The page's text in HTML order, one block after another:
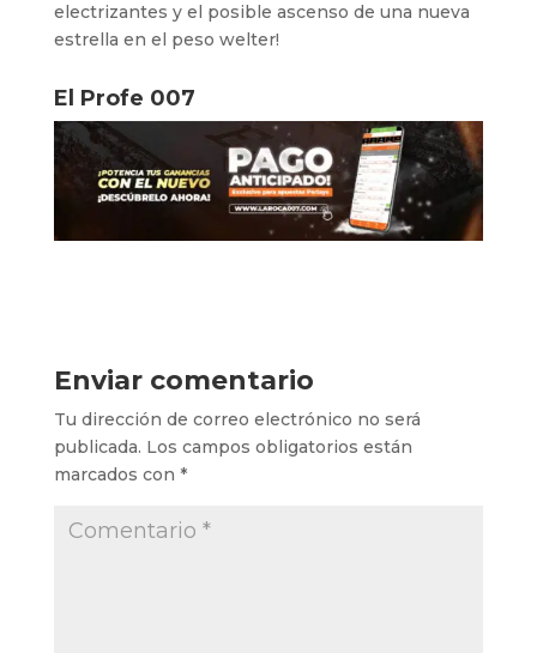
electrizantes y el posible ascenso de una nueva
estrella en el peso welter!
El Profe 007
Enviar comentario
Tu dirección de correo electrónico no será
publicada. Los campos obligatorios están
marcados con *